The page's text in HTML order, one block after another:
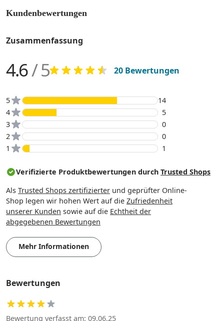
Kundenbewertungen
Zusammenfassung
4.6/ 5 20 Bewertungen
5
14
4
5
3
0
2
0
1
1
Verifizierte Produktbewertungen durch Trusted Shops
Als Trusted Shops zertifizierter und geprüfter Online-
Shop legen wir hohen Wert auf die Zufriedenheit
unserer Kunden sowie auf die Echtheit der
abgegebenen Bewertungen
Mehr Informationen
Bewertungen
Bewertung verfasst am: 09.06.25